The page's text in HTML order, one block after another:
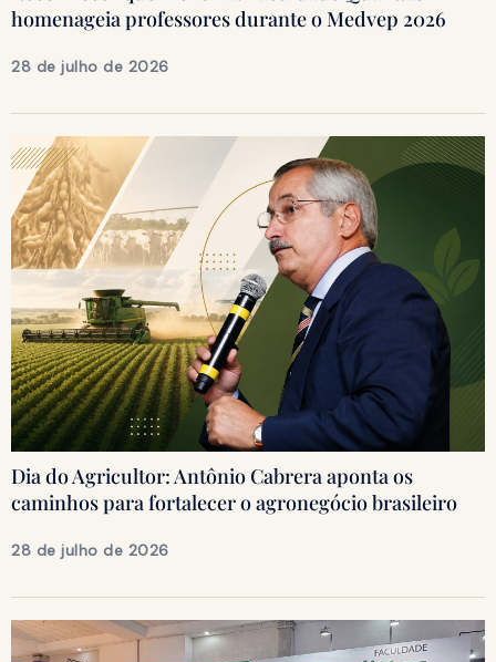
homenageia professores durante o Medvep 2026
28 de julho de 2026
Dia do Agricultor: Antônio Cabrera aponta os
caminhos para fortalecer o agronegócio brasileiro
28 de julho de 2026